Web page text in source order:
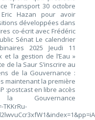
Transport 30 octobre
Eric Hazan pour avoir
développées dans
co-écrit avec Frédéric
Sénat Le calendrier
2025 Jeudi 11
et la gestion de l’Eau »
de la Saur S’inscrire au
de la Gouvernance :
maintenant la première
:postcast en libre accès